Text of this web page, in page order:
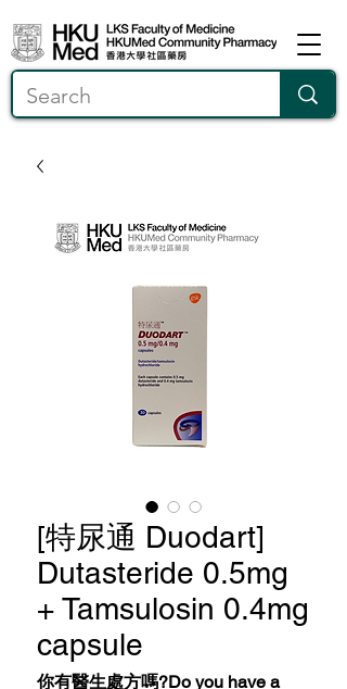
[特尿通 Duodart]
Dutasteride 0.5mg
+ Tamsulosin 0.4mg
capsule
你有醫生處方嗎?Do you have a